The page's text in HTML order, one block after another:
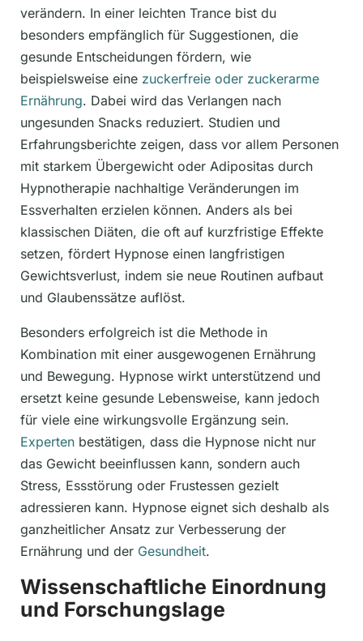
verändern. In einer leichten Trance bist du
besonders empfänglich für Suggestionen, die
gesunde Entscheidungen fördern, wie
beispielsweise eine zuckerfreie oder zuckerarme
Ernährung. Dabei wird das Verlangen nach
ungesunden Snacks reduziert. Studien und
Erfahrungsberichte zeigen, dass vor allem Personen
mit starkem Übergewicht oder Adipositas durch
Hypnotherapie nachhaltige Veränderungen im
Essverhalten erzielen können. Anders als bei
klassischen Diäten, die oft auf kurzfristige Effekte
setzen, fördert Hypnose einen langfristigen
Gewichtsverlust, indem sie neue Routinen aufbaut
und Glaubenssätze auflöst.
Besonders erfolgreich ist die Methode in
Kombination mit einer ausgewogenen Ernährung
und Bewegung. Hypnose wirkt unterstützend und
ersetzt keine gesunde Lebensweise, kann jedoch
für viele eine wirkungsvolle Ergänzung sein.
Experten bestätigen, dass die Hypnose nicht nur
das Gewicht beeinflussen kann, sondern auch
Stress, Essstörung oder Frustessen gezielt
adressieren kann. Hypnose eignet sich deshalb als
ganzheitlicher Ansatz zur Verbesserung der
Ernährung und der Gesundheit.
Wissenschaftliche Einordnung
und Forschungslage